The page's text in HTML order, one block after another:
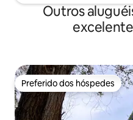
Outros
Preferido dos hóspedes
Preferido dos hóspedes